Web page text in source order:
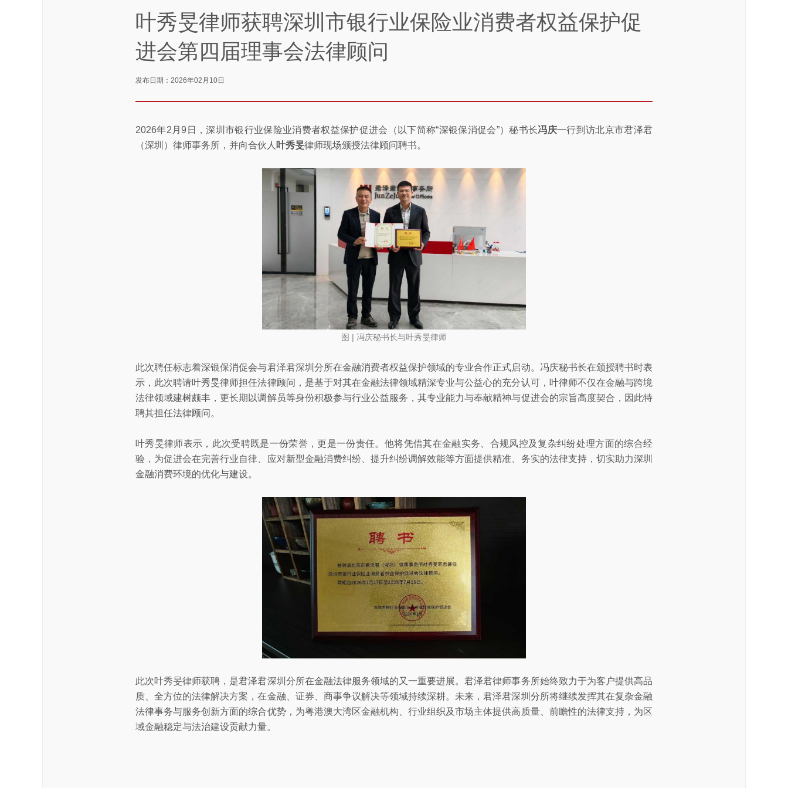
叶秀旻律师获聘深圳市银行业保险业消费者权益保护促
进会第四届理事会法律顾问
发布日期：2026年02月10日
2026年2月9日，深圳市银行业保险业消费者权益保护促进会（以下简称“深银保消促会”）秘书长冯庆一行到访北京市君泽君
（深圳）律师事务所，并向合伙人 叶秀旻律师现场颁授法律顾问聘书。
图 | 冯庆秘书长与叶秀旻律师
此次聘任标志着深银保消促会与君泽君深圳分所在金融消费者权益保护领域的专业合作正式启动。冯庆秘书长在颁授聘书时表
示，此次聘请叶秀旻律师担任法律顾问，是基于对其在金融法律领域精深专业与公益心的充分认可，叶律师不仅在金融与跨境
法律领域建树颇丰，更长期以调解员等身份积极参与行业公益服务，其专业能力与奉献精神与促进会的宗旨高度契合，因此特
聘其担任法律顾问。
叶秀旻律师表示，此次受聘既是一份荣誉，更是一份责任。他将凭借其在金融实务、合规风控及复杂纠纷处理方面的综合经
验，为促进会在完善行业自律、应对新型金融消费纠纷、提升纠纷调解效能等方面提供精准、务实的法律支持，切实助力深圳
金融消费环境的优化与建设。
此次叶秀旻律师获聘，是君泽君深圳分所在金融法律服务领域的又一重要进展。君泽君律师事务所始终致力于为客户提供高品
质、全方位的法律解决方案，在金融、证券、商事争议解决等领域持续深耕。未来，君泽君深圳分所将继续发挥其在复杂金融
法律事务与服务创新方面的综合优势，为粤港澳大湾区金融机构、行业组织及市场主体提供高质量、前瞻性的法律支持，为区
域金融稳定与法治建设贡献力量。